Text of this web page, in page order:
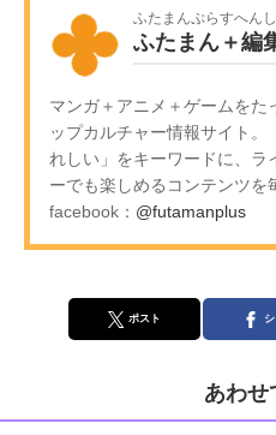
ふたまんぷらすへん
ふたまん＋編
マンガ＋アニメ＋ゲームをた
ップカルチャー情報サイト。
れしい」をキーワードに、ラ
ーでも楽しめるコンテンツを
facebook： @futamanplus
ポスト
あわせ